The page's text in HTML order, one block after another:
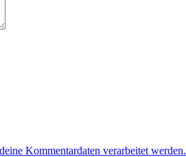
Kommentardaten verarbeitet werden.